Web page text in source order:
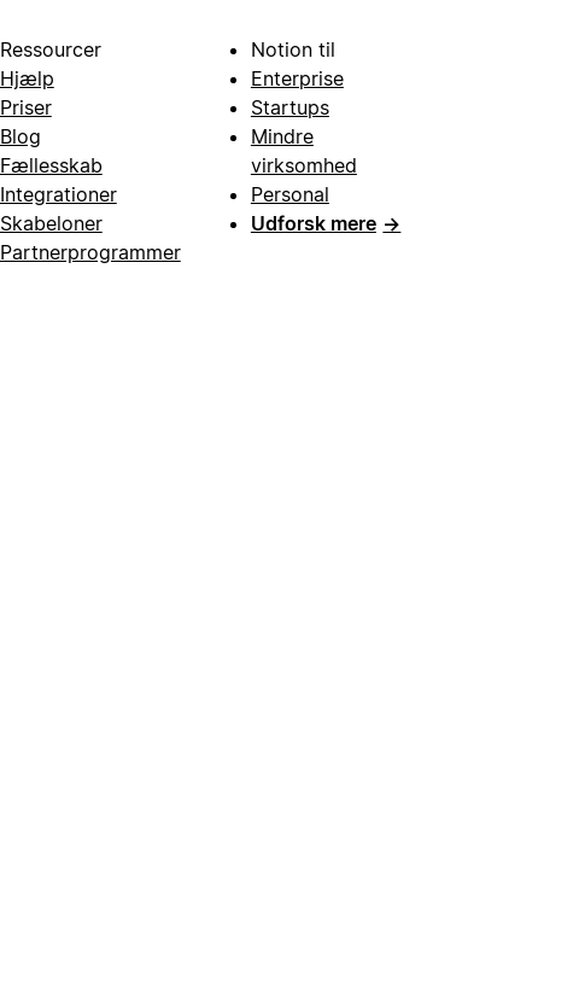
Ressourcer
Hjælp
Priser
Blog
Fællesskab
Integrationer
Skabeloner
Partnerprogrammer
Notion til
Enterprise
Startups
Mindre
virksomhed
Personal
Udforsk mere →